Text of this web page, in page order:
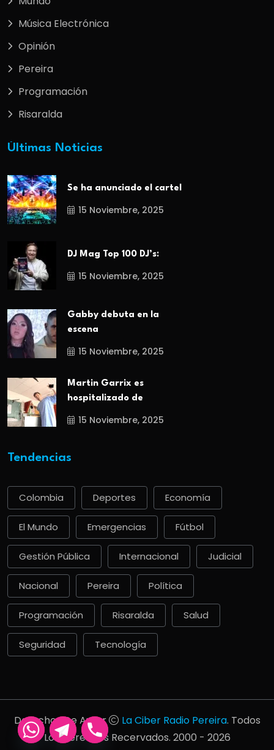
Música Electrónica
Opinión
Pereira
Programación
Risaralda
Últimas Noticias
Se ha anunciado el cartel
15 Noviembre, 2025
DJ Mag Top 100 DJ’s:
15 Noviembre, 2025
Gabby debuta en la
escena
15 Noviembre, 2025
Martin Garrix es
hospitalizado de
15 Noviembre, 2025
Tendencias
Colombia Deportes Economía
El Mundo Emergencias Fútbol
Gestión Pública Internacional Judicial
Nacional Pereira Política
Programación Risaralda Salud
Seguridad Tecnología
Derechos De Autor La Ciber Radio Pereira. Todos
Los Derechos Recervados. 2000 - 2026